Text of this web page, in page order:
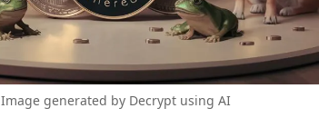
Image generated by Decrypt using AI